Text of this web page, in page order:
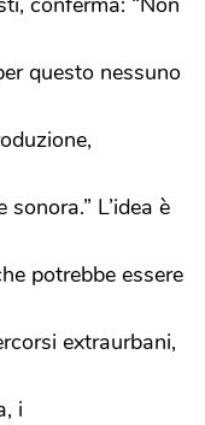
questo nessuno
L’idea è
potrebbe essere
extraurbani,
i